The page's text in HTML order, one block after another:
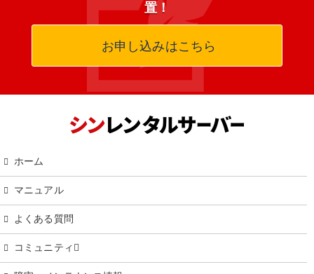
置！
お申し込みはこちら
ホーム
マニュアル
よくある質問
コミュニティ